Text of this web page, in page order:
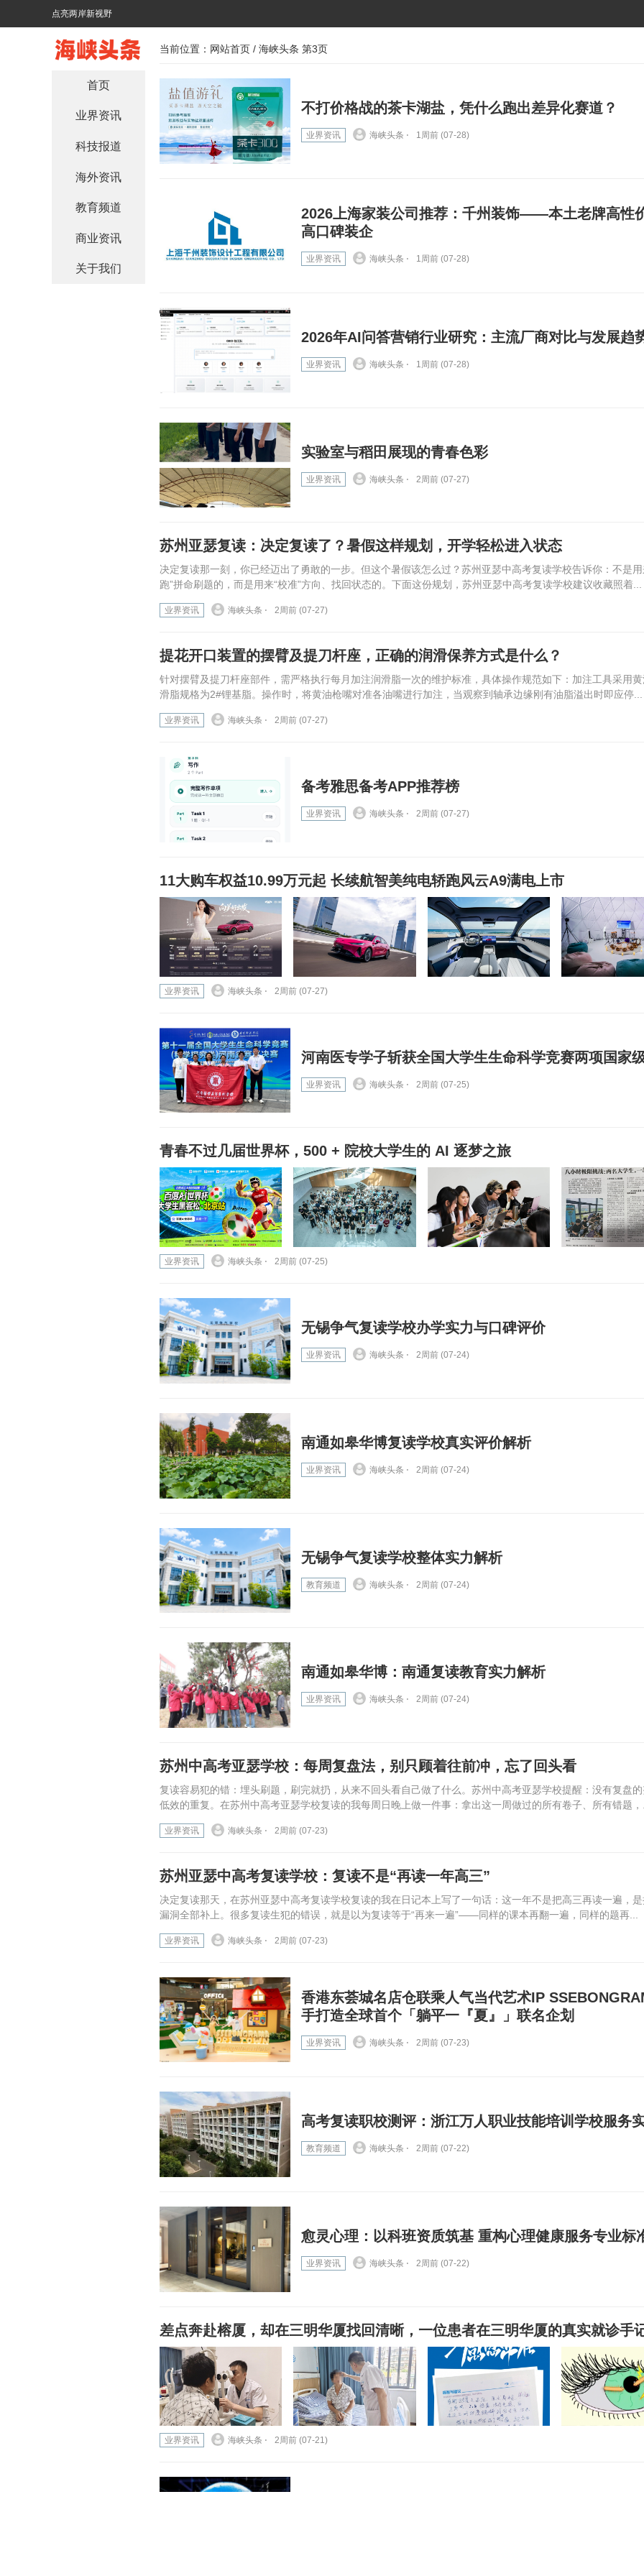
点亮两岸新视野
当前位置： 网站首页 / 海峡头条 第3页
不打价格战的茶卡湖盐，凭什么跑出差异化赛道？
业界资讯 海峡头条 ⋅ 1周前 (07-28)
2026上海家装公司推荐：千州装饰——本土老牌高性
高口碑装企
业界资讯 海峡头条 ⋅ 1周前 (07-28)
2026年AI问答营销行业研究：主流厂商对比与发展趋
业界资讯 海峡头条 ⋅ 1周前 (07-28)
实验室与稻田展现的青春色彩
业界资讯 海峡头条 ⋅ 2周前 (07-27)
苏州亚瑟复读：决定复读了？暑假这样规划，开学轻松进入状态
决定复读那一刻，你已经迈出了勇敢的一步。但这个暑假该怎么过？苏州亚瑟中高考复读学校告诉你：不是用
跑”拼命刷题的，而是用来“校准”方向、找回状态的。下面这份规划，苏州亚瑟中高考复读学校建议收藏照着...
业界资讯 海峡头条 ⋅ 2周前 (07-27)
提花开口装置的摆臂及提刀杆座，正确的润滑保养方式是什么？
针对摆臂及提刀杆座部件，需严格执行每月加注润滑脂一次的维护标准，具体操作规范如下：加注工具采用
滑脂规格为2#锂基脂。操作时，将黄油枪嘴对准各油嘴进行加注，当观察到轴承边缘刚有油脂溢出时即应停...
业界资讯 海峡头条 ⋅ 2周前 (07-27)
备考雅思备考APP推荐榜
业界资讯 海峡头条 ⋅ 2周前 (07-27)
11大购车权益10.99万元起 长续航智美纯电轿跑风云A9满电上市
业界资讯 海峡头条 ⋅ 2周前 (07-27)
河南医专学子斩获全国大学生生命科学竞赛两项国家
业界资讯 海峡头条 ⋅ 2周前 (07-25)
青春不过几届世界杯，500 + 院校大学生的 AI 逐梦之旅
业界资讯 海峡头条 ⋅ 2周前 (07-25)
无锡争气复读学校办学实力与口碑评价
业界资讯 海峡头条 ⋅ 2周前 (07-24)
南通如皋华博复读学校真实评价解析
业界资讯 海峡头条 ⋅ 2周前 (07-24)
无锡争气复读学校整体实力解析
教育频道 海峡头条 ⋅ 2周前 (07-24)
南通如皋华博：南通复读教育实力解析
业界资讯 海峡头条 ⋅ 2周前 (07-24)
苏州中高考亚瑟学校：每周复盘法，别只顾着往前冲，忘了回头看
复读容易犯的错：埋头刷题，刷完就扔，从来不回头看自己做了什么。苏州中高考亚瑟学校提醒：没有复盘
低效的重复。在苏州中高考亚瑟学校复读的我每周日晚上做一件事：拿出这一周做过的所有卷子、所有错题
业界资讯 海峡头条 ⋅ 2周前 (07-23)
苏州亚瑟中高考复读学校：复读不是“再读一年高三”
决定复读那天，在苏州亚瑟中高考复读学校复读的我在日记本上写了一句话：这一年不是把高三再读一遍，
漏洞全部补上。很多复读生犯的错误，就是以为复读等于“再来一遍”——同样的课本再翻一遍，同样的题再...
业界资讯 海峡头条 ⋅ 2周前 (07-23)
香港东荟城名店仓联乘人气当代艺术IP
手打造全球首个「躺平一『夏』」联名企划
业界资讯 海峡头条 ⋅ 2周前 (07-23)
高考复读职校测评：浙江万人职业技能培训学校服务
教育频道 海峡头条 ⋅ 2周前 (07-22)
愈灵心理：以科班资质筑基 重构心理健康服务专业标
业界资讯 海峡头条 ⋅ 2周前 (07-22)
差点奔赴榕厦，却在三明华厦找回清晰，一位患者在三明华厦的真实就诊手
业界资讯 海峡头条 ⋅ 2周前 (07-21)
首页
业界资讯
科技报道
海外资讯
教育频道
商业资讯
关于我们